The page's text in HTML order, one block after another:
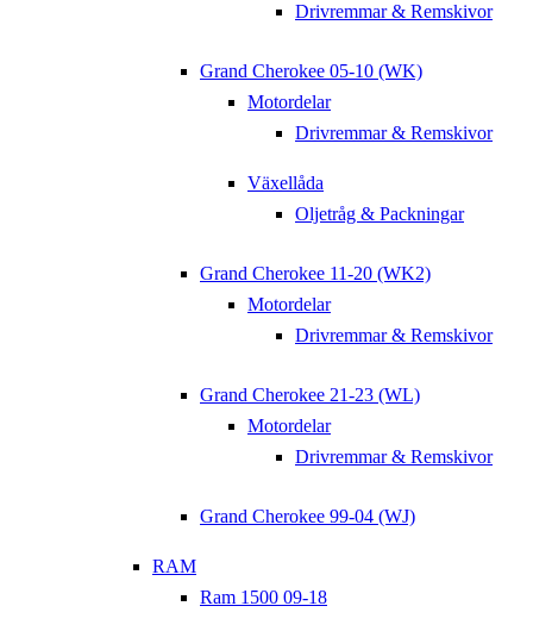
Drivremmar & Remskivor
Grand Cherokee 05-10 (WK)
Motordelar
Drivremmar & Remskivor
Växellåda
Oljetråg & Packningar
Grand Cherokee 11-20 (WK2)
Motordelar
Drivremmar & Remskivor
Grand Cherokee 21-23 (WL)
Motordelar
Drivremmar & Remskivor
Grand Cherokee 99-04 (WJ)
RAM
Ram 1500 09-18